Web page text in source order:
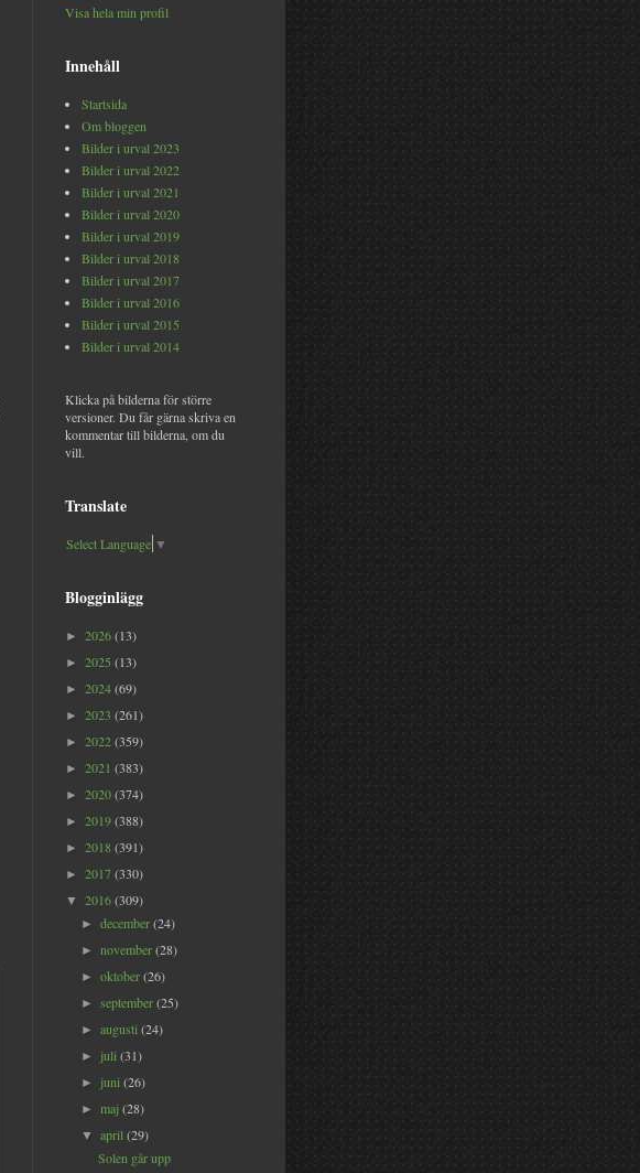
Visa hela min profil
Innehåll
Startsida
Om bloggen
Bilder i urval 2023
Bilder i urval 2022
Bilder i urval 2021
Bilder i urval 2020
Bilder i urval 2019
Bilder i urval 2018
Bilder i urval 2017
Bilder i urval 2016
Bilder i urval 2015
Bilder i urval 2014
Klicka på bilderna för större
versioner. Du får gärna skriva en
kommentar till bilderna, om du
vill.
Translate
Select Language ▼
Blogginlägg
► 2026(13)
► 2025 (13)
► 2024(69)
► 2023 (261)
► 2022(359)
► 2021 (383)
► 2020(374)
► 2019(388)
► 2018 (391)
► 2017(330)
▼ 2016(309)
►december(24)
►november(28)
►oktober(26)
►september(25)
►augusti(24)
► juli(31)
► juni(26)
►maj(28)
▼april(29)
Solen går upp